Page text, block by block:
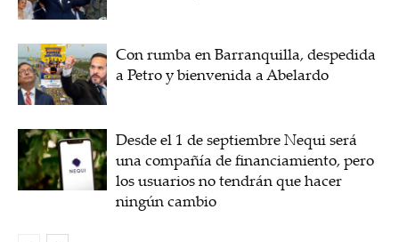
Con rumba en Barranquilla, despedida
a Petro y bienvenida a Abelardo
Desde el 1 de septiembre Nequi será
una compañía de financiamiento, pero
los usuarios no tendrán que hacer
ningún cambio